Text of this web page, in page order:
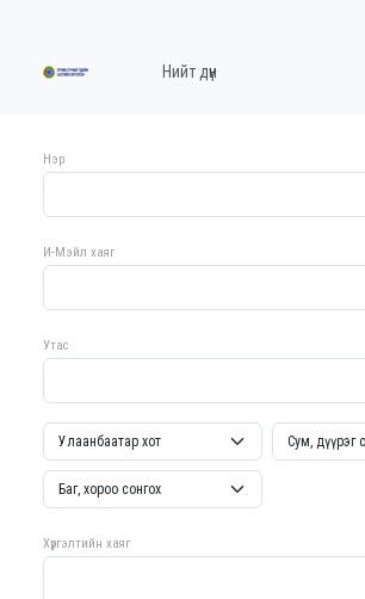
Нийт дүн
Нэр
И-Мэйл хаяг
Утас
Хүргэлтийн хаяг